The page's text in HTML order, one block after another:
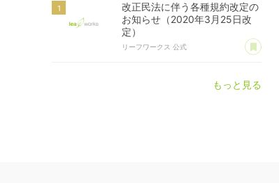
改正民法に伴う各種規約改定の
お知らせ（2020年3月25日改
定）
リーフワークス 公式 あ
もっと見る